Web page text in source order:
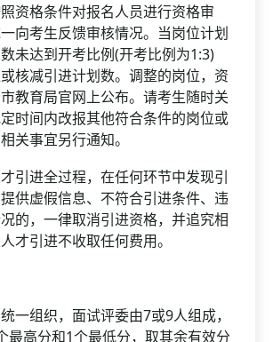
格条件对报名人员进行资格审
向考生反馈审核情况。当岗位计划
未达到开考比例(开考比例为1:3)
核减引进计划数。调整的岗位，资
教育局官网上公布。请考生随时关
时间内改报其他符合条件的岗位或
关事宜另行通知。
进全过程，在任何环节中发现引
供虚假信息、不符合引进条件、违
的，一律取消引进资格，并追究相
才引进不收取任何费用。
组织，面试评委由7或9人组成，
最高分和1个最低分，取其余有效分